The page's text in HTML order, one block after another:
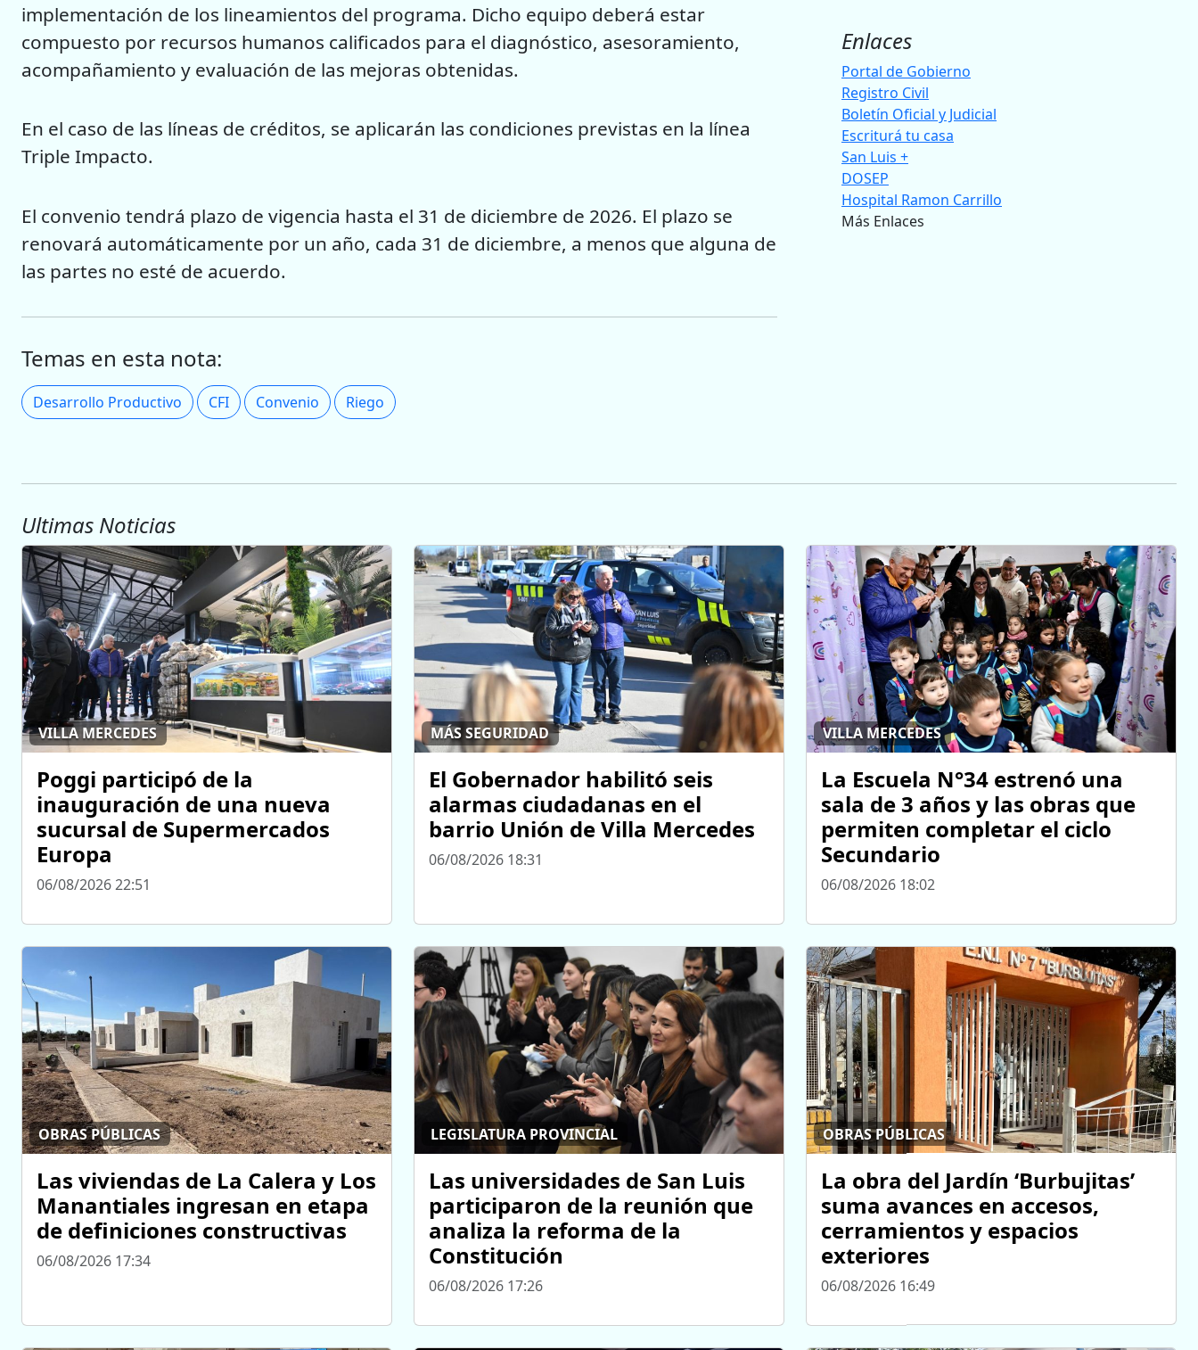
implementación de los lineamientos del programa. Dicho equipo deberá estar
compuesto por recursos humanos calificados para el diagnóstico, asesoramiento,
acompañamiento y evaluación de las mejoras obtenidas.
En el caso de las líneas de créditos, se aplicarán las condiciones previstas en la línea
Triple Impacto.
El convenio tendrá plazo de vigencia hasta el 31 de diciembre de 2026. El plazo se
renovará automáticamente por un año, cada 31 de diciembre, a menos que alguna de
las partes no esté de acuerdo.
Temas en esta nota:
Desarrollo Productivo CFI Convenio Riego
Enlaces
Portal de Gobierno
Registro Civil
Boletín Oficial y Judicial
Escriturá tu casa
San Luis +
DOSEP
Hospital Ramon Carrillo
Más Enlaces
Ultimas Noticias
VILLA MERCEDES
Poggi participó de la
inauguración de una nueva
sucursal de Supermercados
Europa
06/08/2026 22:51
MÁS SEGURIDAD
El Gobernador habilitó seis
alarmas ciudadanas en el
barrio Unión de Villa Mercedes
06/08/2026 18:31
VILLA MERCEDES
La Escuela N°34 estrenó una
sala de 3 años y las obras que
permiten completar el ciclo
Secundario
06/08/2026 18:02
OBRAS PÚBLICAS
Las viviendas de La Calera y Los
Manantiales ingresan en etapa
de definiciones constructivas
06/08/2026 17:34
LEGISLATURA PROVINCIAL
Las universidades de San Luis
participaron de la reunión que
analiza la reforma de la
Constitución
06/08/2026 17:26
OBRAS PÚBLICAS
La obra del Jardín ‘Burbujitas’
suma avances en accesos,
cerramientos y espacios
exteriores
06/08/2026 16:49